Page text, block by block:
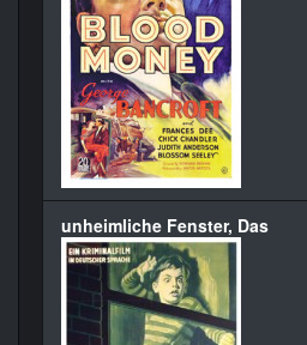
unheimliche Fenster, Das